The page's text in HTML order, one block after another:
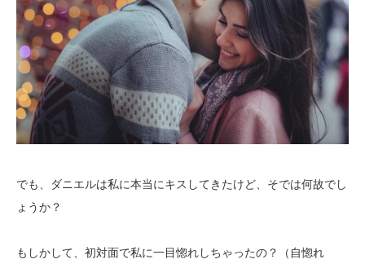
でも、ダニエルは私に本当にキスしてきたけど、そでは何故でし
ょうか？
もしかして、初対面で私に一目惚れしちゃったの？（自惚れ